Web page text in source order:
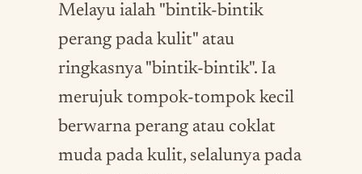
Melayu ialah "bintik-bintik
perang pada kulit" atau
ringkasnya "bintik-bintik". Ia
merujuk tompok-tompok kecil
berwarna perang atau coklat
muda pada kulit, selalunya pada